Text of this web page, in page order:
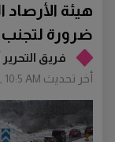
فريق التحرير
أخر تحديث AM
هيئة الأرصاد
ضرورة